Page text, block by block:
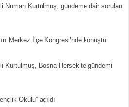
Numan Kurtulmuş, gündeme dair soruları
Merkez İlçe Kongresi’nde konuştu
Kurtulmuş, Bosna Hersek’te gündemi
Okulu” açıldı